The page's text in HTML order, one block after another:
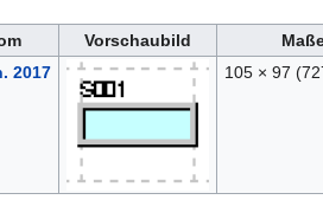
Vorschaubild
2017 105 × 97